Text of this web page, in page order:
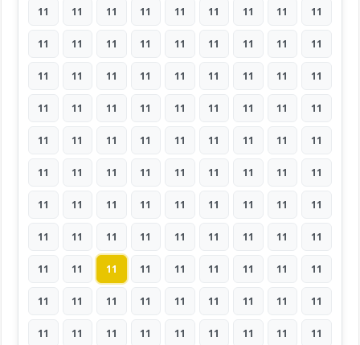
11 11 11 11 11 11 11 11 11
11 11 11 11 11 11 11 11 11
11 11 11 11 11 11 11 11 11
11 11 11 11 11 11 11 11 11
11 11 11 11 11 11 11 11 11
11 11 11 11 11 11 11 11 11
11 11 11 11 11 11 11 11 11
11 11 11 11 11 11 11 11 11
11 11 11 11 11 11 11 11 11
11 11 11 11 11 11 11 11 11
11 11 11 11 11 11 11 11 11